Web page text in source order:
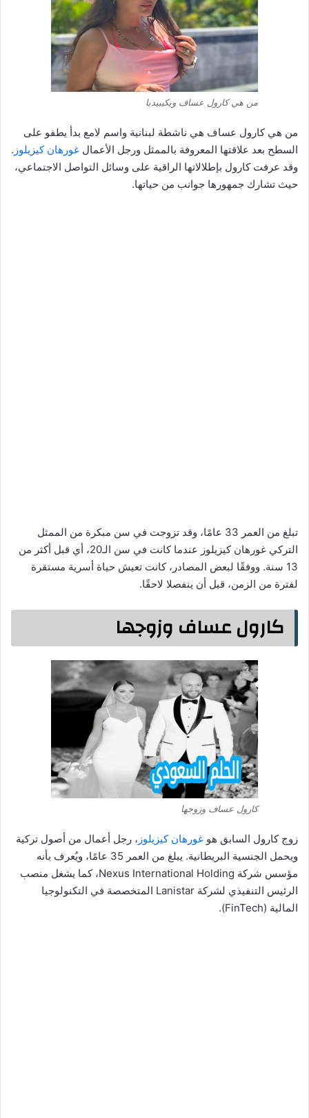
من هي كارول عساف ويكيبيديا
من هي كارول عساف هي ناشطة لبنانية واسم لامع بدأ يطفو على
السطح بعد علاقتها المعروفة بالممثل ورجل الأعمال غورهان كيزيلوز .
وقد عرفت كارول بإطلالاتها الراقية على وسائل التواصل الاجتماعي،
حيث تشارك جمهورها جوانب من حياتها.
تبلغ من العمر 33 عامًا، وقد تزوجت في سن مبكرة من الممثل
التركي غورهان كيزيلوز عندما كانت في سن الـ20، أي قبل أكثر من
13 سنة. ووفقًا لبعض المصادر، كانت تعيش حياة أسرية مستقرة
لفترة من الزمن، قبل أن ينفصلا لاحقًا.
كارول عساف وزوجها
كارول عساف وزوجها
زوج كارول السابق هو غورهان كيزيلوز ، رجل أعمال من أصول تركية
ويحمل الجنسية البريطانية. يبلغ من العمر 35 عامًا، ويُعرف بأنه
مؤسس شركة Nexus International Holding، كما يشغل منصب
الرئيس التنفيذي لشركة Lanistar المتخصصة في التكنولوجيا
المالية (FinTech).